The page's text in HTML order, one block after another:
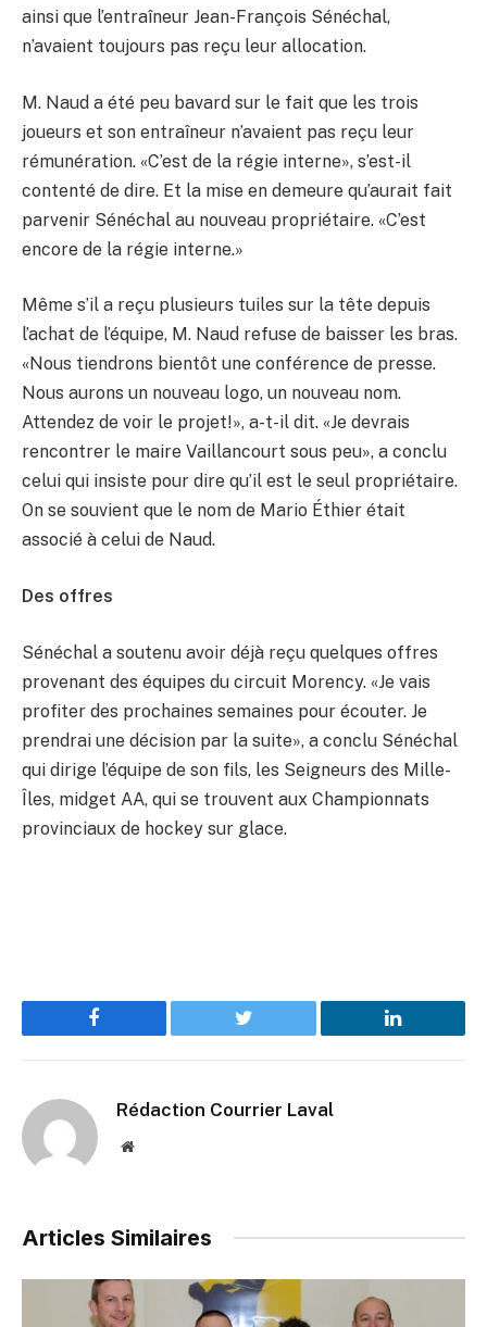
ainsi que l’entraîneur Jean-François Sénéchal,
n’avaient toujours pas reçu leur allocation.
M. Naud a été peu bavard sur le fait que les trois
joueurs et son entraîneur n’avaient pas reçu leur
rémunération. «C’est de la régie interne», s’est-il
contenté de dire. Et la mise en demeure qu’aurait fait
parvenir Sénéchal au nouveau propriétaire. «C’est
encore de la régie interne.»
Même s’il a reçu plusieurs tuiles sur la tête depuis
l’achat de l’équipe, M. Naud refuse de baisser les bras.
«Nous tiendrons bientôt une conférence de presse.
Nous aurons un nouveau logo, un nouveau nom.
Attendez de voir le projet!», a-t-il dit. «Je devrais
rencontrer le maire Vaillancourt sous peu», a conclu
celui qui insiste pour dire qu’il est le seul propriétaire.
On se souvient que le nom de Mario Éthier était
associé à celui de Naud.
Des offres
Sénéchal a soutenu avoir déjà reçu quelques offres
provenant des équipes du circuit Morency. «Je vais
profiter des prochaines semaines pour écouter. Je
prendrai une décision par la suite», a conclu Sénéchal
qui dirige l’équipe de son fils, les Seigneurs des Mille-
Îles, midget AA, qui se trouvent aux Championnats
provinciaux de hockey sur glace.
Facebook Twitter LinkedIn
Rédaction Courrier Laval
Website
Articles Similaires